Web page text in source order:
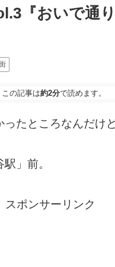
『おいで通り
この記事は約2分で読めます。
たところなんだけ
」前。
スポンサーリンク